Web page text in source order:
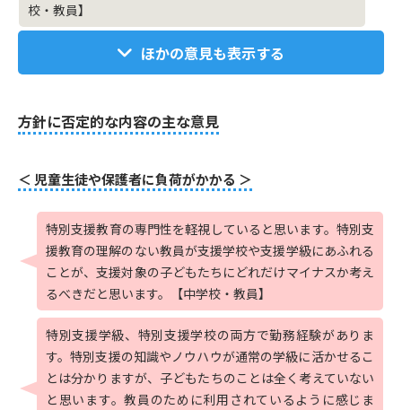
校・教員】
ほかの意見も表示する
方針に否定的な内容の主な意見
＜ 児童生徒や保護者に負荷がかかる ＞
特別支援教育の専門性を軽視していると思います。特別支
援教育の理解のない教員が支援学校や支援学級にあふれる
ことが、支援対象の子どもたちにどれだけマイナスか考え
るべきだと思います。【中学校・教員】
特別支援学級、特別支援学校の両方で勤務経験がありま
す。特別支援の知識やノウハウが通常の学級に活かせるこ
とは分かりますが、子どもたちのことは全く考えていない
と思います。教員のために利用されているように感じま